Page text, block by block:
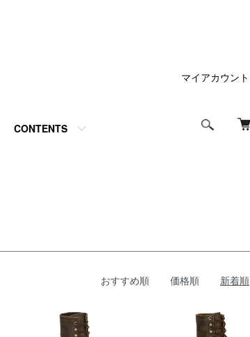
CONTENTS
マイアカウント
おすすめ順 価格順 新着順